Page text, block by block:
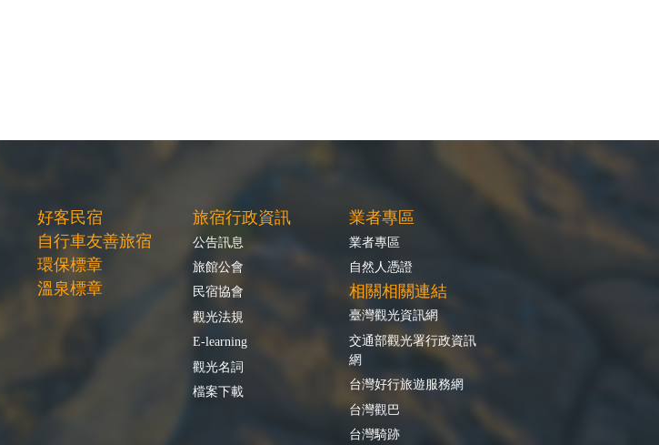
好客民宿
自行車友善旅宿
環保標章
溫泉標章
旅宿行政資訊
公告訊息
旅館公會
民宿協會
觀光法規
E-learning
觀光名詞
檔案下載
業者專區
業者專區
自然人憑證
相關相關連結
臺灣觀光資訊網
交通部觀光署行政資訊
網
台灣好行旅遊服務網
台灣觀巴
台灣騎跡